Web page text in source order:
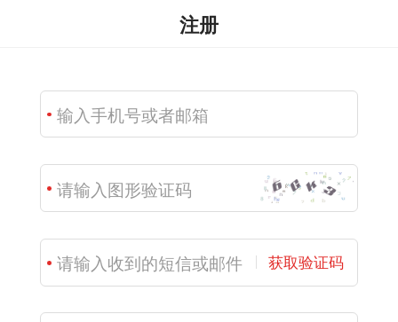
注册
获取验证码